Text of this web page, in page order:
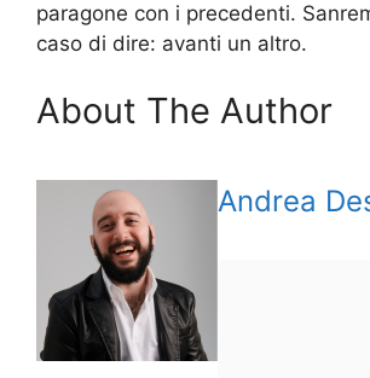
paragone con i precedenti.
caso di dire: avanti un altro.
About The Author
Andrea